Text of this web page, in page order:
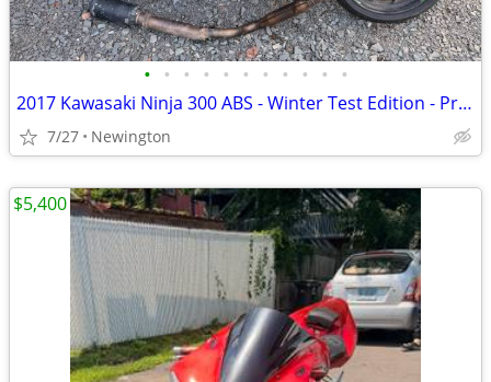
• • • • • • • • • • •
2017 Kawasaki Ninja 300 ABS - Winter Test Edition - Project / Parts Bike - $900
7/27 Newington
$5,400